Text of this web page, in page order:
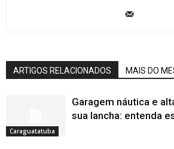
ARTIGOS RELACIONADOS MAIS DO
Caraguatatuba
Garagem náutica e
sua lancha: entenda